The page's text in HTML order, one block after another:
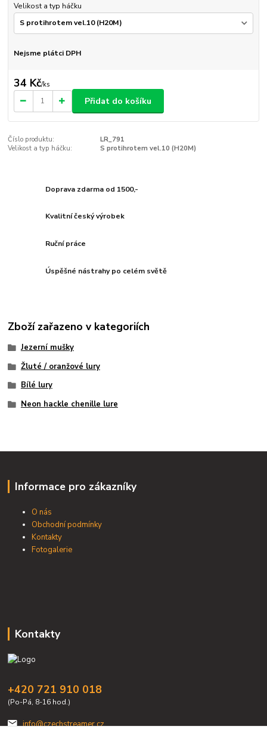
Velikost a typ háčku
Nejsme plátci DPH
34 Kč/ks
Přidat do košíku
Číslo produktu:
LR_791
Velikost a typ háčku:
S protihrotem vel.10 (H20M)
Doprava zdarma od 1500,-
Kvalitní český výrobek
Ruční práce
Úspěšné nástrahy po celém světě
Zboží zařazeno v kategoriích
Jezerní mušky
Žluté / oranžové lury
Bílé lury
Neon hackle chenille lure
Informace pro zákazníky
O nás
Obchodní podmínky
Kontakty
Fotogalerie
Kontakty
+420 721 910 018
(Po-Pá, 8-16 hod.)
info@czechstreamer.cz